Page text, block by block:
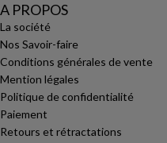
A PROPOS
La société
Nos Savoir-faire
Conditions générales de vente
Mention légales
Politique de confidentialité
Paiement
Retours et rétractations